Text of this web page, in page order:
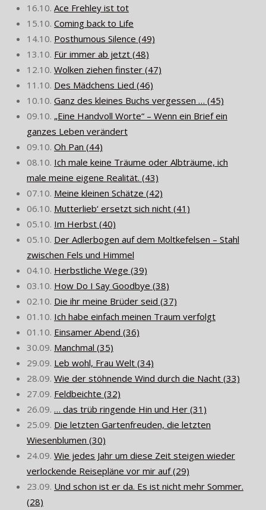
16.10. Ace Frehley ist tot
15.10. Coming back to Life
14.10. Posthumous Silence (49)
13.10. Für immer ab jetzt (48)
12.10. Wolken ziehen finster (47)
11.10. Des Mädchens Lied (46)
10.10. Ganz des kleines Buchs vergessen … (45)
09.10. „Eine Handvoll Worte“ – Wenn ein Brief ein
ganzes Leben verändert
09.10. Oh Pan (44)
08.10. Ich male keine Träume oder Albträume, ich
male meine eigene Realität. (43)
07.10. Meine kleinen Schätze (42)
06.10. Mutterlieb‘ ersetzt sich nicht (41)
05.10. Im Herbst (40)
05.10. Der Adlerbogen auf dem Moltkefelsen – Stahl
zwischen Fels und Himmel
04.10. Herbstliche Wege (39)
03.10. How Do I Say Goodbye (38)
02.10. Die ihr meine Brüder seid (37)
01.10. Ich habe einfach meinen Traum verfolgt
01.10. Einsamer Abend (36)
30.09. Manchmal (35)
29.09. Leb wohl, Frau Welt (34)
28.09. Wie der stöhnende Wind durch die Nacht (33)
27.09. Feldbeichte (32)
26.09. … das trüb ringende Hin und Her (31)
25.09. Die letzten Gartenfreuden, die letzten
Wiesenblumen (30)
24.09. Wie jedes Jahr um diese Zeit steigen wieder
verlockende Reisepläne vor mir auf (29)
23.09. Und schon ist er da. Es ist nicht mehr Sommer.
(28)